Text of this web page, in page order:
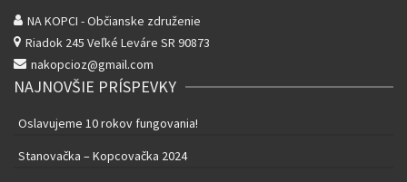
NA KOPCI - Občianske združenie
Riadok 245 Veľké Leváre SR 90873
nakopcioz@gmail.com
NAJNOVŠIE PRÍSPEVKY
Oslavujeme 10 rokov fungovania!
Stanovačka – Kopcovačka 2024